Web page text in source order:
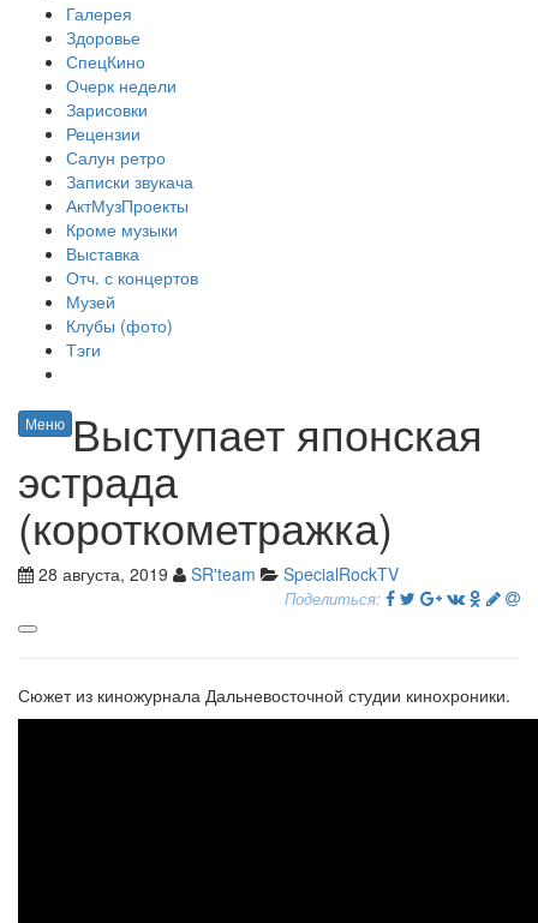
Галерея
Здоровье
СпецКино
Очерк недели
Зарисовки
Рецензии
Салун ретро
Записки звукача
АктМузПроекты
Кроме музыки
Выставка
Отч. с концертов
Музей
Клубы (фото)
Тэги
Меню Выступает японская
эстрада
(короткометражка)
28 августа, 2019 SR'team SpecialRockTV
Поделиться:
Сюжет из киножурнала Дальневосточной студии кинохроники.